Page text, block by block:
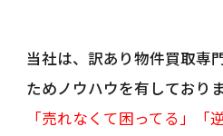
当社は、訳あり物件買取専
ためノウハウを有しておりま
「売れなくて困ってる」「